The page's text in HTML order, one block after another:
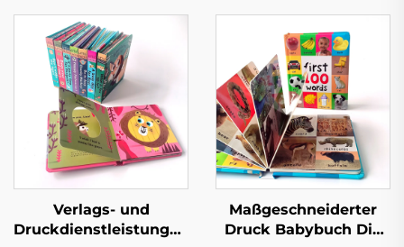
Verlags- und
Druckdienstleistungen
Maßgeschneiderter
Druck Babybuch Die